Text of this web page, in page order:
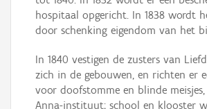
hospitaal opgericht. In 1838 wordt
door schenking eigendom van het
In 1840 vestigen de zusters van
zich in de gebouwen, en richten er
voor doofstomme en blinde
Anna-instituut; school en klooster